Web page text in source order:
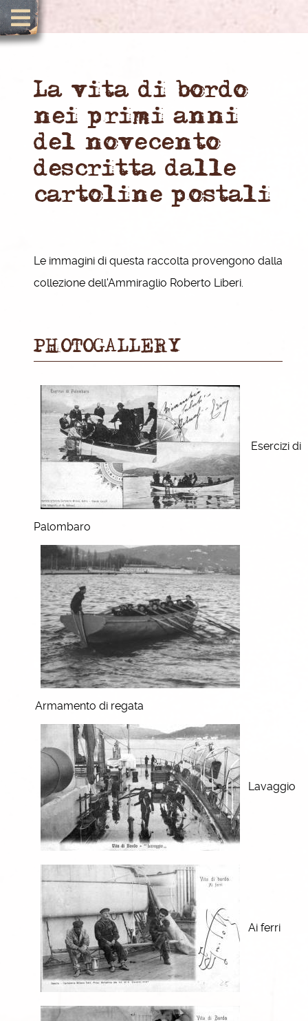
La vita di bordo
nei primi anni
del novecento
descritta dalle
cartoline postali
Le immagini di questa raccolta provengono dalla
collezione dell'Ammiraglio Roberto Liberi.
PHOTOGALLERY
Esercizi di
Palombaro
Armamento di regata
Lavaggio
Ai ferri